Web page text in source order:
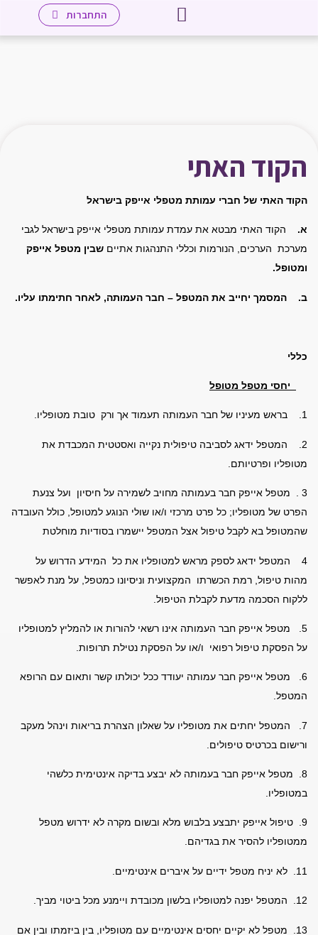
התחברות
הקוד האתי
הקוד האתי של חברי עמותת מטפלי אייפק בישראל
א. הקוד האתי מבטא את עמדת עמותת מטפלי אייפק בישראל לגבי
מערכת הערכים, הנורמות וכללי התנהגות אתיים שבין מטפל אייפק
ומטופל.
ב. המסמך יחייב את המטפל – חבר העמותה, לאחר חתימתו עליו.
כללי
יחסי מטפל מטופל
1. בראש מעיניו של חבר העמותה תעמוד אך ורק טובת מטופליו.
2. המטפל ידאג לסביבה טיפולית נקייה ואסטטית המכבדת את
מטופליו ופרטיותם.
3 . מטפל אייפק חבר בעמותה מחויב לשמירה על חיסיון ועל צנעת
הפרט של מטופליו; כל פרט מרכזי ו/או שולי הנוגע למטופל, כולל העובדה
שהמטופל בא לקבל טיפול אצל המטפל יישמרו בסודיות מוחלטת
4 המטפל ידאג לספק מראש למטופליו את כל המידע הדרוש על
מהות טיפול, רמת הכשרתו המקצועית וניסיונו כמטפל, על מנת לאפשר
ללקוח הסכמה מדעת לקבלת הטיפול.
5. מטפל אייפק חבר העמותה אינו רשאי להורות או להמליץ למטופליו
על הפסקת טיפול רפואי ו/או על הפסקת נטילת תרופות.
6. מטפל אייפק חבר עמותה יעודד ככל יכולתו קשר ותאום עם הרופא
המטפל.
7. המטפל יחתים את מטופליו על שאלון הצהרת בריאות וינהל מעקב
ורישום בכרטיס טיפולים.
8. מטפל אייפק חבר בעמותה לא יבצע בדיקה אינטימית כלשהי
במטופליו.
9. טיפול אייפק יתבצע בלבוש מלא ובשום מקרה לא ידרוש מטפל
ממטופליו להסיר את בגדיהם.
11. לא יניח מטפל ידיים על איברים אינטימיים.
12. המטפל יפנה למטופליו בלשון מכובדת ויימנע מכל ביטוי מביך.
13. מטפל לא יקיים יחסים אינטימיים עם מטופליו, בין ביזמתו ובין אם